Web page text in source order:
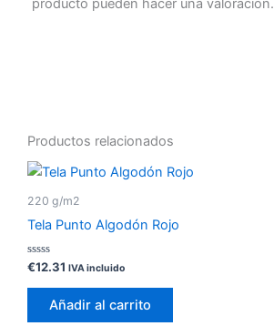
producto pueden hacer una valoración.
Productos relacionados
220 g/m2
Tela Punto Algodón Rojo
Valorado
0
€12.31 IVA incluido
Añadir al carrito